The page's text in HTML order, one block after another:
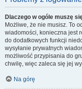
Dlaczego w ogóle muszę
Możliwe, że nie musisz. To
wiadomości, konieczna jest
do dodatkowych funkcji
wysyłanie prywatnych
możliwość przypisania do
chwilę, więc zaleca się jej
Na górę